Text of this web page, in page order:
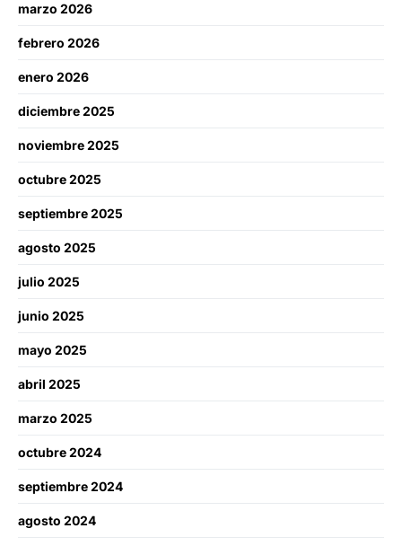
marzo 2026
febrero 2026
enero 2026
diciembre 2025
noviembre 2025
octubre 2025
septiembre 2025
agosto 2025
julio 2025
junio 2025
mayo 2025
abril 2025
marzo 2025
octubre 2024
septiembre 2024
agosto 2024